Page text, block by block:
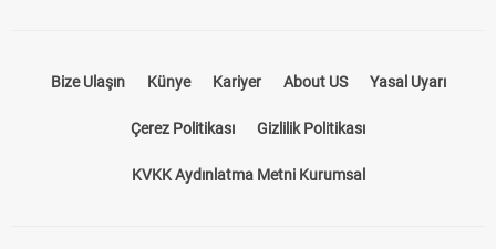
Bize Ulaşın Künye Kariyer About US Yasal Uyarı
Çerez Politikası Gizlilik Politikası
KVKK Aydınlatma Metni Kurumsal